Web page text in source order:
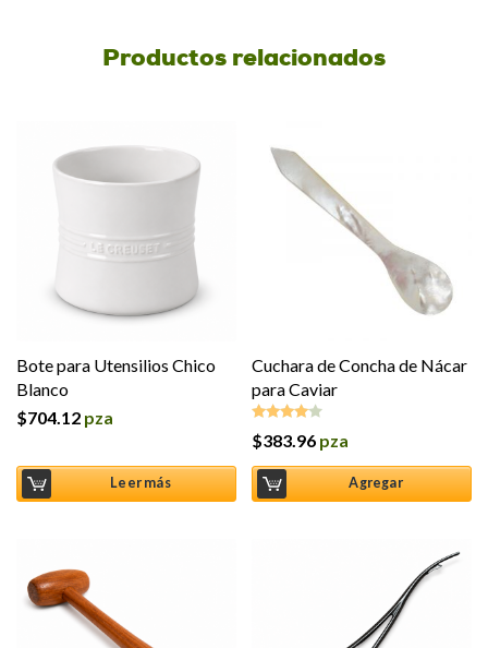
Productos relacionados
Bote para Utensilios Chico
Blanco
$704.12 pza
Leer más
Cuchara de Concha de Nácar
para Caviar
Valorado
$383.96 pza
Agregar